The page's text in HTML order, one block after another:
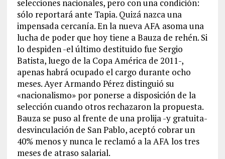
selecciones nacionales, pero con una condición:
sólo reportará ante Tapia. Quizá nazca una
impensada cercanía. En la nueva AFA asoma una
lucha de poder que hoy tiene a Bauza de rehén. Si
lo despiden -el último destituido fue Sergio
Batista, luego de la Copa América de 2011-,
apenas habrá ocupado el cargo durante ocho
meses. Ayer Armando Pérez distinguió su
«nacionalismo» por ponerse a disposición de la
selección cuando otros rechazaron la propuesta.
Bauza se puso al frente de una prolija -y gratuita-
desvinculación de San Pablo, aceptó cobrar un
40% menos y nunca le reclamó a la AFA los tres
meses de atraso salarial.